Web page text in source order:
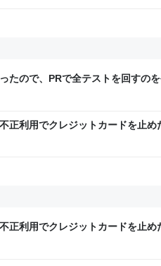
たので、PRで全テストを回すの
正利用でクレジットカードを止め
ームと生年月日を聞かれたので、
が取れました」
正利用でクレジットカードを止め
ームと生年月日を聞かれたので、